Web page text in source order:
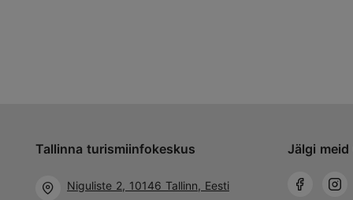
Tallinna turismiinfokeskus
Niguliste 2, 10146 Tallinn, Eesti
Jälgi meid